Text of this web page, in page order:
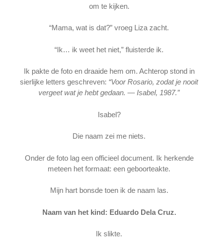
om te kijken.
“Mama, wat is dat?” vroeg Liza zacht.
“Ik… ik weet het niet,” fluisterde ik.
Ik pakte de foto en draaide hem om. Achterop stond in
sierlijke letters geschreven: “Voor Rosario, zodat je nooit
vergeet wat je hebt gedaan. — Isabel, 1987.”
Isabel?
Die naam zei me niets.
Onder de foto lag een officieel document. Ik herkende
meteen het formaat: een geboorteakte.
Mijn hart bonsde toen ik de naam las.
Naam van het kind: Eduardo Dela Cruz.
Ik slikte.